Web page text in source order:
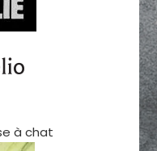
à chat